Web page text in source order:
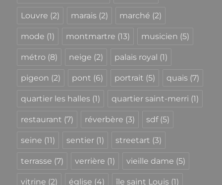
Louvre (2) marais (2) marché (2)
mode (1) montmartre (13) musicien (5)
métro (8) neige (2) palais royal (1)
pigeon (2) pont (6) portrait (5) quais (7)
quartier les halles (1) quartier saint-merri (1)
restaurant (7) réverbère (3) sdf(5)
seine (11) sentier (1) streetart (3)
terrasse (7) verrière (1) vieille dame (5)
vitrine (2) église (4) île saint Louis (1)